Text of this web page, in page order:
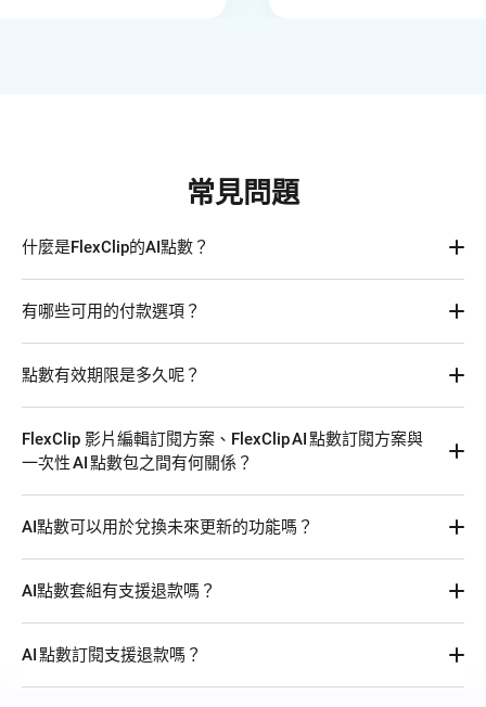
常見問題
什麼是FlexClip的AI點數？
背、AI文字生成語音、AI自動字幕、AI影片腳本、AI影片生
成、AI文字生成圖片、AI翻譯與AI圖片生成圖片。
有哪些可用的付款選項？
Apple Pay 等方式付款。我們還支援包括 Visa、MasterCard、
American Express、Diners Club、Discover、UnionPay、
JCB、Maestro、Forbrugsforeningen 及 Dankort 等多種卡網
絡。
點數有效期限是多久呢？
所有點數的過期日期。
點數訂閱：
月度方案：當前月及下一月有效（若處於訂閱狀態）。若訂閱
期結束，將凍結一個月，然後於凍結期結束後清除。在凍結期
內重新訂閱可解凍點數，但有效期仍持續至原清除日期。
年度方案：當前月及之後兩月有效（若處於訂閱狀態）。若訂
閱期結束，將凍結至原到期日，再在凍結期結束後清除。在凍
FlexClip 影片編輯訂閱方案、FlexClip AI 點數訂閱方案與
一次性 AI 點數包之間有何關係？
要影片編輯功能的使用者，讓他們體驗 FlexClip 的高級影片編
輯優勢，包括最多 4K 專案匯出、雲端儲存、無限庫資源使
用、品牌功能、自訂範本等。同時此方案按套裝提供隨該方案
到期的 AI 點數。FlexClip AI 點數訂閱方案則專為使
用 FlexClip AI 相關功能的使用者設計，不包含高級影片編輯權
益，但可充分享受 FlexClip 提供的所有 AI 功能。一次性 AI 點數
AI點數可以用於兌換未來更新的功能嗎？
功能。
AI點數套組有支援退款嗎？
AI 點數訂閱支援退款嗎？